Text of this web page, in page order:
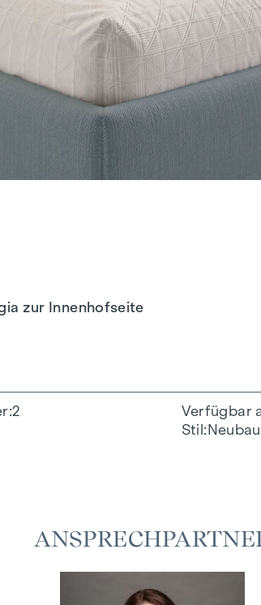
zur Innenhofseite
2 Verfügbar
Stil Neubau